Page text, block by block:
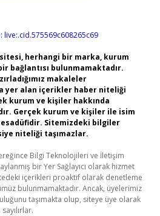
live:.cid.575569c608265c69
herhangi bir marka, kurum
bağlantısı bulunmamaktadır.
makaleler
yer alan içerikler haber niteliği
kurum ve kişiler hakkında
Gerçek kurum ve kişiler ile isim
Sitemizdeki bilgiler
niteliği taşımazlar.
Bilgi Teknolojileri ve İletişim
bir Yer Sağlayıcı olarak hizmet
içerikleri proaktif olarak denetleme
bulunmamaktadır. Ancak, üyelerimiz
taşımakta olup, siteye üye olarak